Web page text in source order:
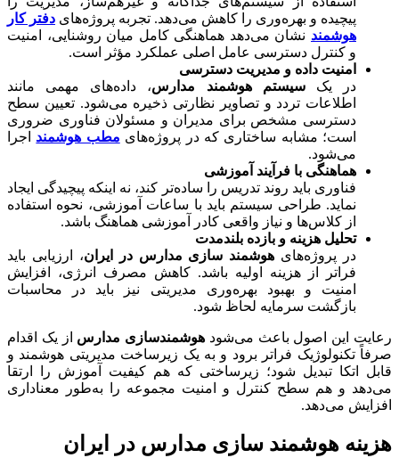
پیچیده و بهره‌وری را کاهش می‌دهد. تجربه پروژه‌های دفتر کار
هوشمند نشان می‌دهد هماهنگی کامل میان روشنایی، امنیت
و کنترل دسترسی عامل اصلی عملکرد مؤثر است.
امنیت داده و مدیریت دسترسی
در یکسیستم هوشمند مدارس، داده‌های مهمی مانند
اطلاعات تردد و تصاویر نظارتی ذخیره می‌شود. تعیین سطح
دسترسی مشخص برای مدیران و مسئولان فناوری ضروری
است؛ مشابه ساختاری که در پروژه‌های مطب هوشمند اجرا
می‌شود.
هماهنگی با فرآیند آموزشی
فناوری باید روند تدریس را ساده‌تر کند، نه اینکه پیچیدگی ایجاد
نماید. طراحی سیستم باید با ساعات آموزشی، نحوه استفاده
از کلاس‌ها و نیاز واقعی کادر آموزشی هماهنگ باشد.
تحلیل هزینه و بازده بلندمدت
در پروژه‌های هوشمند سازی مدارس در ایران، ارزیابی باید
فراتر از هزینه اولیه باشد. کاهش مصرف انرژی، افزایش
امنیت و بهبود بهره‌وری مدیریتی نیز باید در محاسبات
بازگشت سرمایه لحاظ شود.
رعایت این اصول باعث می‌شود هوشمندسازی مدارس از یک اقدام
صرفاً تکنولوژیک فراتر برود و به یک زیرساخت مدیریتی هوشمند و
قابل اتکا تبدیل شود؛ زیرساختی که هم کیفیت آموزش را ارتقا
می‌دهد و هم سطح کنترل و امنیت مجموعه را به‌طور معناداری
افزایش می‌دهد.
هزینه هوشمند سازی مدارس در ایران